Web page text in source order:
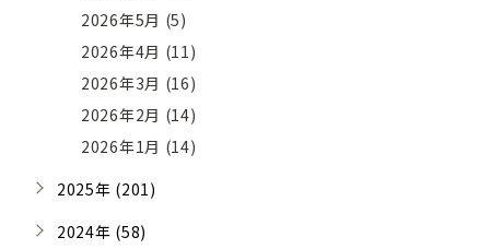
2026年5月 (5)
2026年4月 (11)
2026年3月 (16)
2026年2月 (14)
2026年1月 (14)
2025年 (201)
2024年 (58)